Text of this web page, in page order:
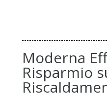
€2.200,00
a
€3.410,00
Moderna
Risparmio